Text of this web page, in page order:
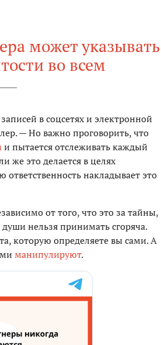
может указывать
во всем
в соцсетях и электронной
— Но важно проговорить, что
и пытается отслеживать каждый
же это делается в целях
ответственность накладывает это
от того, что это за тайны,
нельзя принимать сгоряча.
которую определяете вы сами. А
манипулируют.